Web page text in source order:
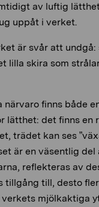
av luftig
uppåt i verket.
är svår att
lilla skira som
närvaro finns både
lätthet: det finns en
trädet kan ses
är en väsentlig
reflekteras av
tillgång till, desto
mjölkaktiga